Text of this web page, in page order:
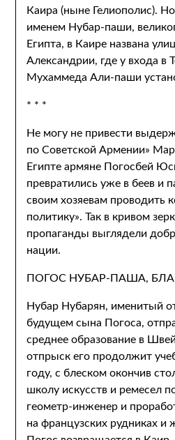
Каира (ныне Гелиополис).
именем Нубар-паши,
Египта, в Каире названа
Александрии, где у входа в
Мухаммеда Али-паши
* * *
Не могу не привести
по Советской Армении»
Египте армяне Погосбей
превратились уже в беев и
своим хозяевам проводить
политику». Так в кривом
пропаганды выглядели
нации.
ПОГОС НУБАР-ПАША,
Нубар Нубарян, именитый
будущем сына Погоса,
среднее образование в
отпрыск его продолжит
году, с блеском окончив
школу искусств и ремесел
геометр-инженер и
на французских рудниках и